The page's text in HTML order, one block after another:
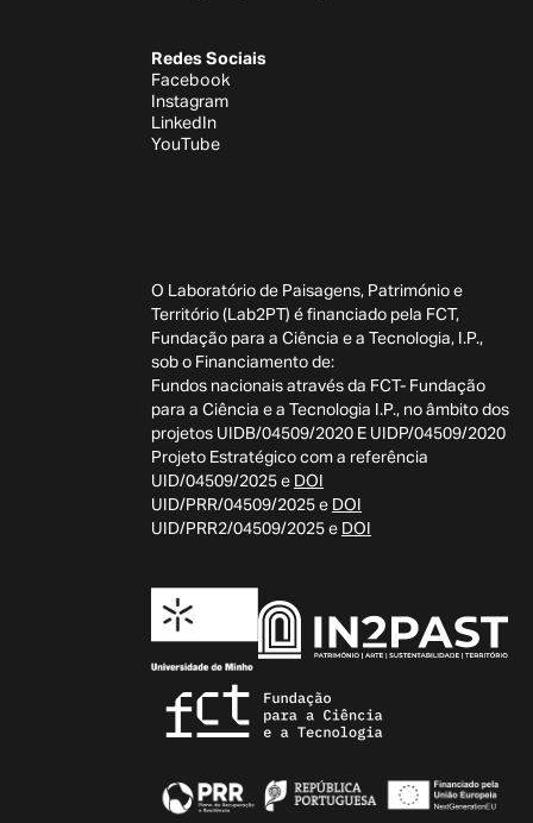
Redes Sociais
Facebook
Instagram
LinkedIn
YouTube
O Laboratório de Paisagens, Património e
Território (Lab2PT) é financiado pela FCT,
Fundação para a Ciência e a Tecnologia, I.P.,
sob o Financiamento de:
Fundos nacionais através da FCT- Fundação
para a Ciência e a Tecnologia I.P., no âmbito dos
projetos UIDB/04509/2020 E UIDP/04509/2020
Projeto Estratégico com a referência
UID/04509/2025 e DOI
UID/PRR/04509/2025 e DOI
UID/PRR2/04509/2025 e DOI